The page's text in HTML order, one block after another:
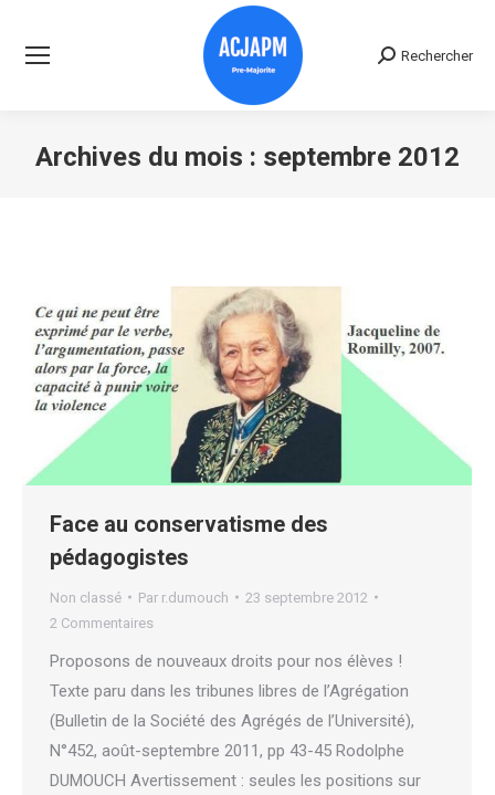
Recherche
Rechercher
Archives du mois : septembre 2012
Face au conservatisme des
pédagogistes
Non classé Par r.dumouch
23 septembre 2012
2 Commentaires
Proposons de nouveaux droits pour nos élèves !
Texte paru dans les tribunes libres de l’Agrégation
(Bulletin de la Société des Agrégés de l’Université),
N°452, août-septembre 2011, pp 43-45 Rodolphe
DUMOUCH Avertissement : seules les positions sur